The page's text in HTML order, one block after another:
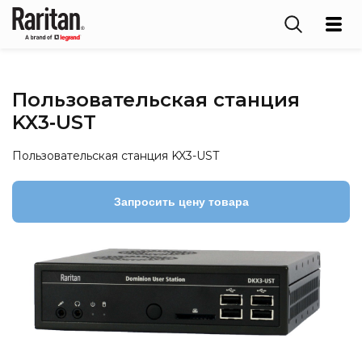
Пользовательская станция
KX3‑UST
Пользовательская станция KX3-UST
Запросить цену товара